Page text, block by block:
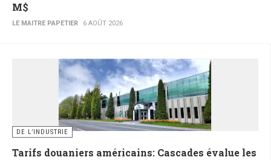
M$
LE MAITRE PAPETIER 6 AOÛT 2026
DE L’INDUSTRIE
Tarifs douaniers américains: Cascades évalue les